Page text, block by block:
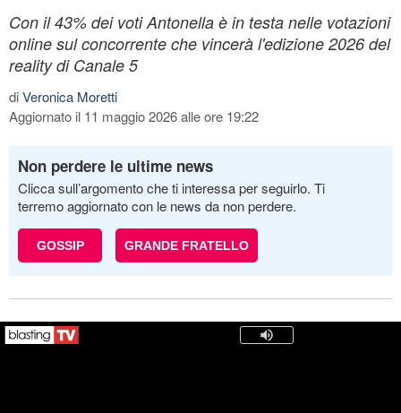
Con il 43% dei voti Antonella è in testa nelle votazioni
online sul concorrente che vincerà l'edizione 2026 del
reality di Canale 5
diVeronica Moretti
Aggiornato il 11 maggio 2026 alle ore 19:22
Non perdere le ultime news
Clicca sull’argomento che ti interessa per seguirlo. Ti
terremo aggiornato con le news da non perdere.
GOSSIP GRANDE FRATELLO